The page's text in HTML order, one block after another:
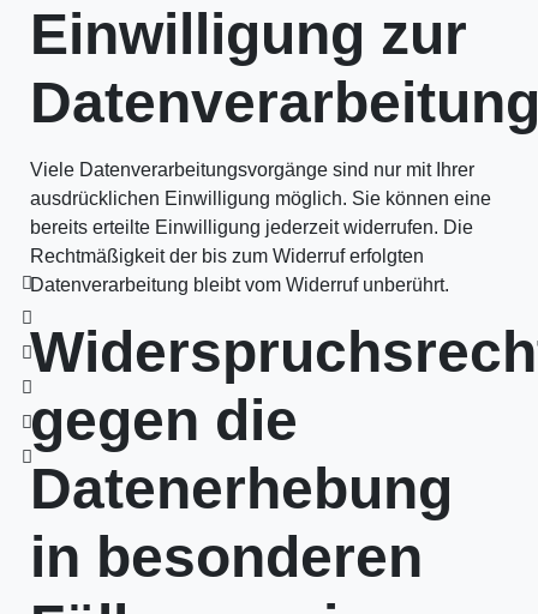
Einwilligung zur
Viele Datenverarbeitungsvorgänge sind nur mit Ihrer
ausdrücklichen Einwilligung möglich. Sie können eine
bereits erteilte Einwilligung jederzeit widerrufen. Die
Rechtmäßigkeit der bis zum Widerruf erfolgten
Datenverarbeitung bleibt vom Widerruf unberührt.
gegen die
Datenerhebung
in besonderen